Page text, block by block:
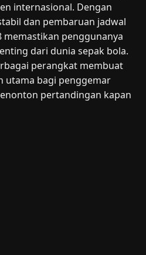
internasional. Dengan
dan pembaruan jadwal
memastikan penggunanya
dari dunia sepak bola.
perangkat membuat
utama bagi penggemar
pertandingan kapan